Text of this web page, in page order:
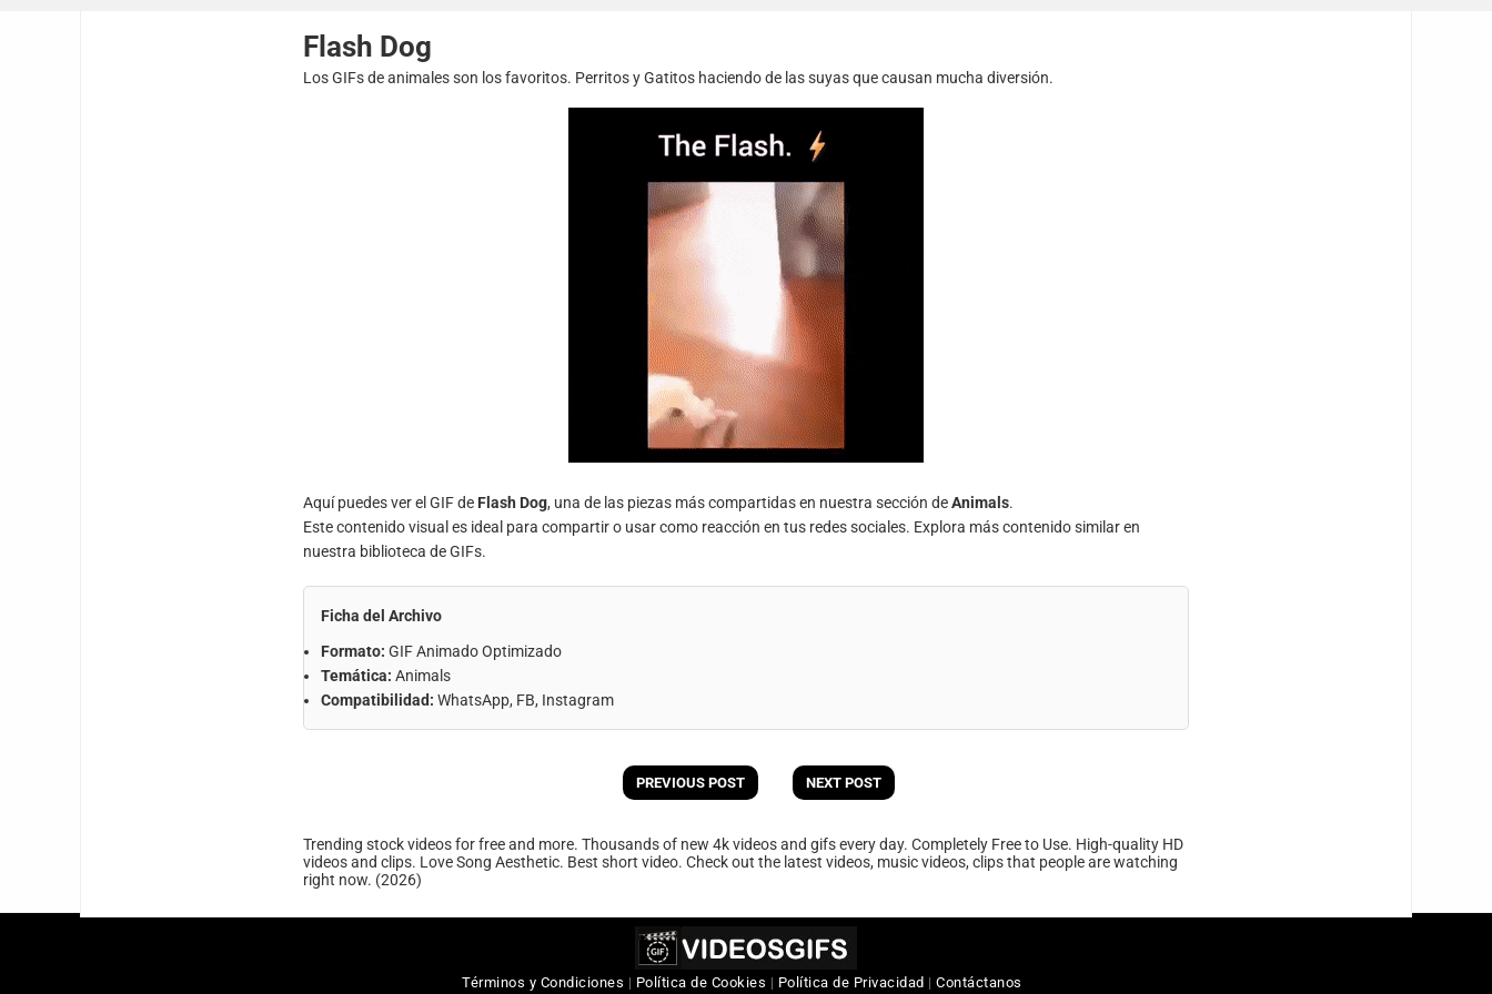
Flash Dog
Los GIFs de animales son los favoritos. Perritos y Gatitos haciendo de las suyas que causan mucha diversión.
Aquí puedes ver el GIF de Flash Dog, una de las piezas más compartidas en nuestra sección deAnimals.
Este contenido visual es ideal para compartir o usar como reacción en tus redes sociales. Explora más contenido similar en
nuestra biblioteca de GIFs.
Ficha del Archivo
Formato: GIF Animado Optimizado
Temática: Animals
Compatibilidad: WhatsApp, FB, Instagram
PREVIOUS POST NEXT POST
Trending stock videos for free and more. Thousands of new 4k videos and gifs every day. Completely Free to Use. High-quality HD
videos and clips. Love Song Aesthetic. Best short video. Check out the latest videos, music videos, clips that people are watching
right now. (2026)
Términos y Condiciones | Política de Cookies | Política de Privacidad |Contáctanos